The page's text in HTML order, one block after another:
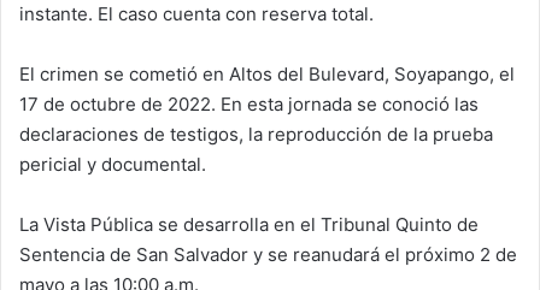
instante. El caso cuenta con reserva total.
El crimen se cometió en Altos del Bulevard, Soyapango, el
17 de octubre de 2022. En esta jornada se conoció las
declaraciones de testigos, la reproducción de la prueba
pericial y documental.
La Vista Pública se desarrolla en el Tribunal Quinto de
Sentencia de San Salvador y se reanudará el próximo 2 de
mayo a las 10:00 a.m.